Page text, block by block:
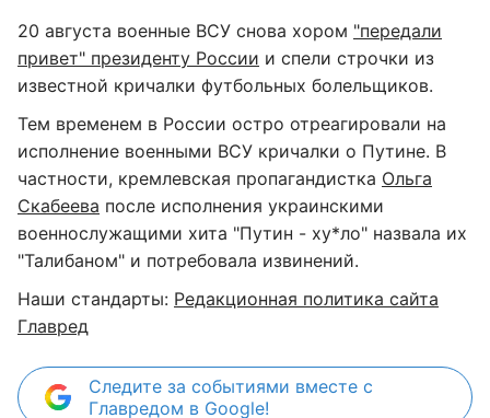
20 августа военные ВСУ снова хором "передали
привет" президенту России и спели строчки из
известной кричалки футбольных болельщиков.
Тем временем в России остро отреагировали на
исполнение военными ВСУ кричалки о Путине. В
частности, кремлевская пропагандистка Ольга
Скабеева после исполнения украинскими
военнослужащими хита "Путин - ху*ло" назвала их
"Талибаном" и потребовала извинений.
Наши стандарты: Редакционная политика сайта
Главред
Следите за событиями вместе с
Главредом в Google!